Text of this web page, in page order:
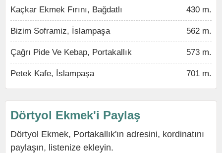
Kaçkar Ekmek Fırını, Bağdatlı 430 m.
Bizim Soframiz, İslampaşa 562 m.
Çağrı Pide Ve Kebap, Portakallık 573 m.
Petek Kafe, İslampaşa 701 m.
Dörtyol Ekmek'i Paylaş
Dörtyol Ekmek, Portakallık'ın adresini, kordinatını
paylaşın, listenize ekleyin.